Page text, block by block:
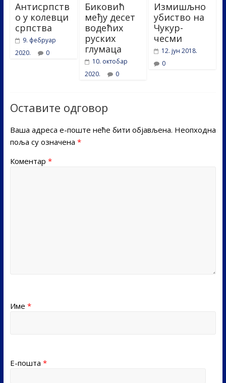
Антисрпств
о у колевци
српства
9. фебруар
2020.
0
Биковић
међу десет
водећих
руских
глумаца
10. октобар
2020.
0
Измишљно
убиство на
Чукур-
чесми
12. јун 2018.
0
Оставите одговор
Ваша адреса е-поште неће бити објављена. Неопходна
поља су означена *
Коментар *
Име *
Е-пошта *